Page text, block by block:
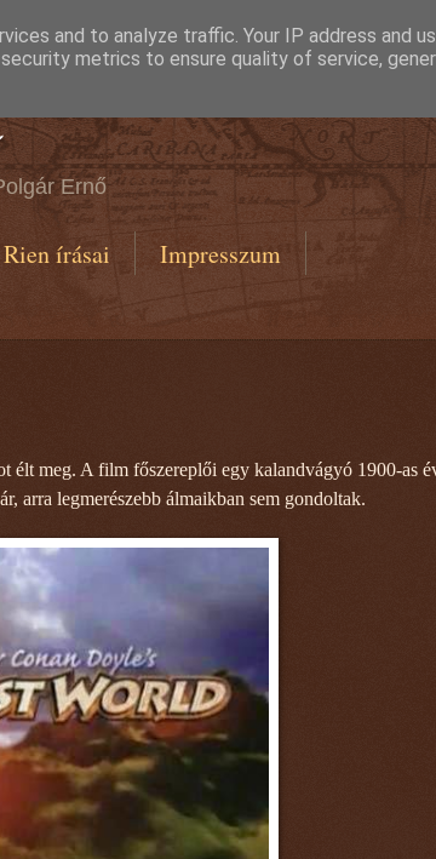
Ernő
Rien írásai Impresszum
meg. A film főszereplői egy kalandvágyó 1900-as
arra legmerészebb álmaikban sem gondoltak.
and to analyze traffic. Your IP address and
metrics to ensure quality of service,